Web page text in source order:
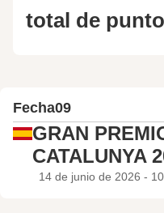
total de
Fecha09
GRAN
CATALUNYA
14 de junio de 2026 -